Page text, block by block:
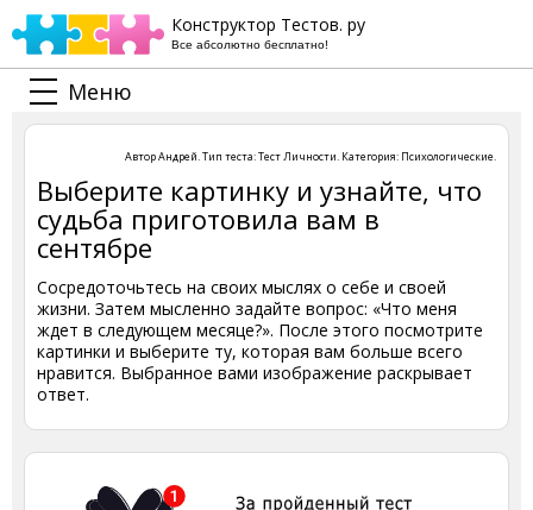
Конструктор Тестов. ру
Все абсолютно бесплатно!
Меню
АвторАндрей. Тип теста:Тест Личности. Категория: Психологические.
Выберите картинку и узнайте, что
судьба приготовила вам в
сентябре
Сосредоточьтесь на своих мыслях о себе и своей
жизни. Затем мысленно задайте вопрос: «Что меня
ждет в следующем месяце?». После этого посмотрите
картинки и выберите ту, которая вам больше всего
нравится. Выбранное вами изображение раскрывает
ответ.